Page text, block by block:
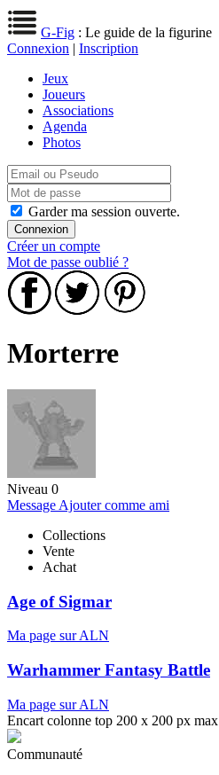
G-Fig : Le guide de la figurine
Connexion | Inscription
Jeux
Joueurs
Associations
Agenda
Photos
Garder ma session ouverte.
Créer un compte
Mot de passe oublié ?
Morterre
Niveau 0
Message Ajouter comme ami
Collections
Vente
Achat
Age of Sigmar
Ma page sur ALN
Warhammer Fantasy Battle
Ma page sur ALN
Encart colonne top 200 x 200 px max
Communauté